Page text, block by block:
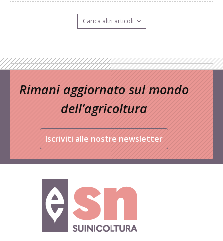
Carica altri articoli
Rimani aggiornato sul mondo
dell’agricoltura
Iscriviti alle nostre newsletter